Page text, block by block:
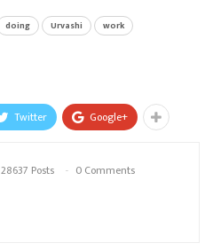
doing Urvashi
work
Twitter Google+
28637 Posts 0 Comments